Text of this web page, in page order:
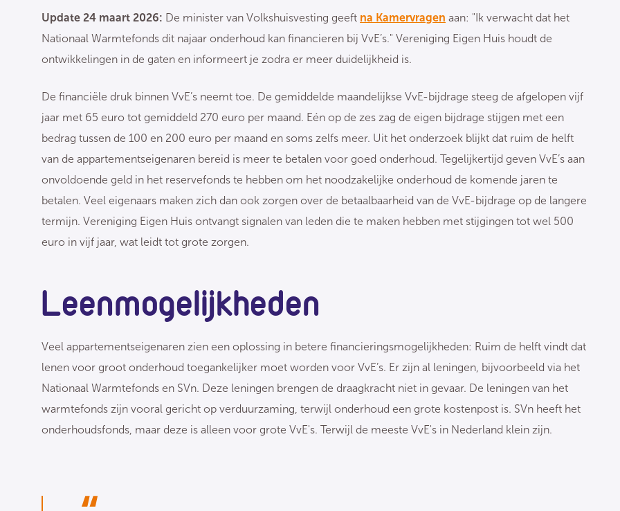
Update 24 maart 2026: De minister van Volkshuisvesting geeft na Kamervragen aan: "Ik verwacht dat het
Nationaal Warmtefonds dit najaar onderhoud kan financieren bij VvE’s." Vereniging Eigen Huis houdt de
ontwikkelingen in de gaten en informeert je zodra er meer duidelijkheid is.
De financiële druk binnen VvE’s neemt toe. De gemiddelde maandelijkse VvE-bijdrage steeg de afgelopen vijf
jaar met 65 euro tot gemiddeld 270 euro per maand. Eén op de zes zag de eigen bijdrage stijgen met een
bedrag tussen de 100 en 200 euro per maand en soms zelfs meer. Uit het onderzoek blijkt dat ruim de helft
van de appartementseigenaren bereid is meer te betalen voor goed onderhoud. Tegelijkertijd geven VvE’s aan
onvoldoende geld in het reservefonds te hebben om het noodzakelijke onderhoud de komende jaren te
betalen. Veel eigenaars maken zich dan ook zorgen over de betaalbaarheid van de VvE-bijdrage op de langere
termijn. Vereniging Eigen Huis ontvangt signalen van leden die te maken hebben met stijgingen tot wel 500
euro in vijf jaar, wat leidt tot grote zorgen.
Leenmogelijkheden
Veel appartementseigenaren zien een oplossing in betere financieringsmogelijkheden: Ruim de helft vindt dat
lenen voor groot onderhoud toegankelijker moet worden voor VvE’s. Er zijn al leningen, bijvoorbeeld via het
Nationaal Warmtefonds en SVn. Deze leningen brengen de draagkracht niet in gevaar. De leningen van het
warmtefonds zijn vooral gericht op verduurzaming, terwijl onderhoud een grote kostenpost is. SVn heeft het
onderhoudsfonds, maar deze is alleen voor grote VvE's. Terwijl de meeste VvE's in Nederland klein zijn.